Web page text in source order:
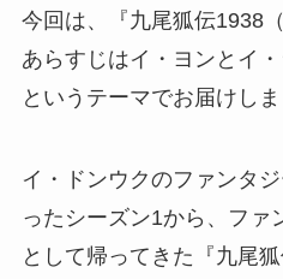
今回は、
『九尾狐伝1938
あらすじはイ・ヨンとイ
というテーマでお届けしま
イ・ドンウクのファンタ
ったシーズン1から、ファ
として帰ってきた『九尾